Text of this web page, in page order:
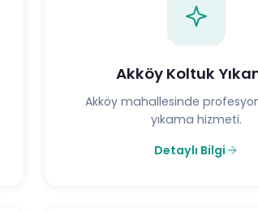
Akköy Koltuk
Akköy mahallesinde
yıkama hizmeti.
Detaylı Bilgi